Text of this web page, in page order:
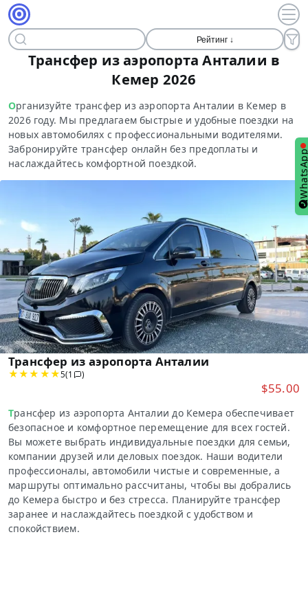
Рейтинг ↓
Трансфер из аэропорта Анталии в
Кемер 2026
Организуйте трансфер из аэропорта Анталии в Кемер в
2026 году. Мы предлагаем быстрые и удобные поездки на
новых автомобилях с профессиональными водителями.
Забронируйте трансфер онлайн без предоплаты и
наслаждайтесь комфортной поездкой.
Трансфер из аэропорта Анталии
5(1 )
$55.00
Трансфер из аэропорта Анталии до Кемера обеспечивает
безопасное и комфортное перемещение для всех гостей.
Вы можете выбрать индивидуальные поездки для семьи,
компании друзей или деловых поездок. Наши водители
профессионалы, автомобили чистые и современные, а
маршруты оптимально рассчитаны, чтобы вы добрались
до Кемера быстро и без стресса. Планируйте трансфер
заранее и наслаждайтесь поездкой с удобством и
спокойствием.